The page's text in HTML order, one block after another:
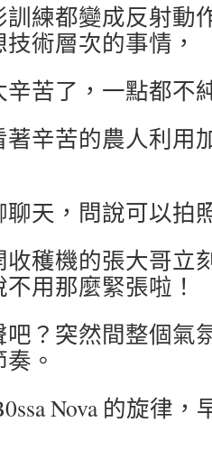
練都變成反射動
術層次的事情，
苦了，一點都不
辛苦的農人利用
天，問說可以拍
穫機的張大哥立
用那麼緊張啦！
？突然間整個氣
。
Nova 的旋律